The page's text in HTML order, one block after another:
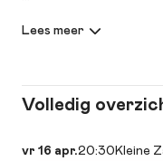
Leids Cabaret Festival.
Volledig
vr 16 apr.20:30 Kleine